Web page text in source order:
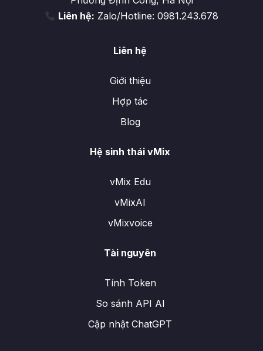
Liên hệ: Zalo/Hotline: 0981.243.678
Liên hệ
Giới thiệu
Hợp tác
Blog
Hệ sinh thái vMix
vMix Edu
vMixAI
vMixvoice
Tài nguyên
Tính Token
So sánh API AI
Cập nhật ChatGPT